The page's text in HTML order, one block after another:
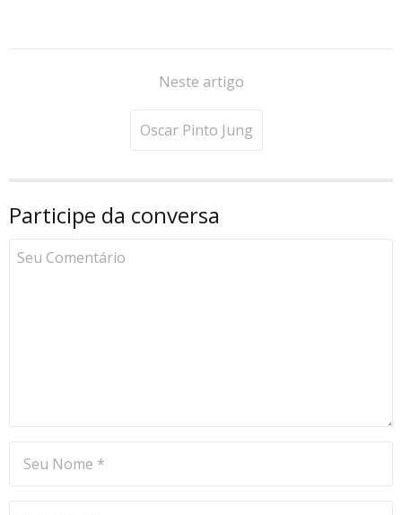
Neste artigo
Oscar Pinto Jung
Participe da conversa